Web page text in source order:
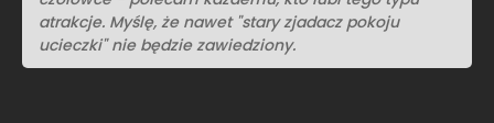
atrakcje. Myślę, że nawet "stary zjadacz pokoju
ucieczki" nie będzie zawiedziony.